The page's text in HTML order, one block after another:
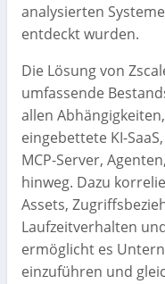
analysierten
entdeckt wurden.
Die Lösung von
umfassende
allen
eingebettete KI-
MCP-Server,
hinweg. Dazu
Assets,
Laufzeitverhalten
ermöglicht es
einzuführen und